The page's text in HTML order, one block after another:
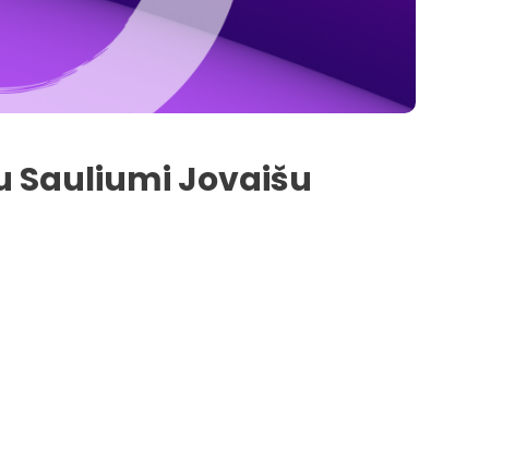
Sauliumi Jovaišu